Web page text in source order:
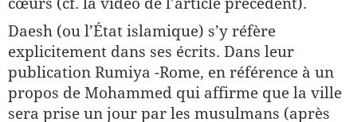
Daesh (ou l’État islamique) s’y réfère
explicitement dans ses écrits. Dans leur
publication Rumiya -Rome, en référence à un
propos de Mohammed qui affirme que la ville
sera prise un jour par les musulmans (après